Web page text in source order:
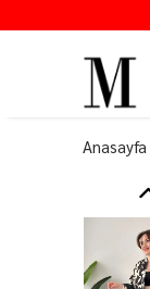
Anasayfa